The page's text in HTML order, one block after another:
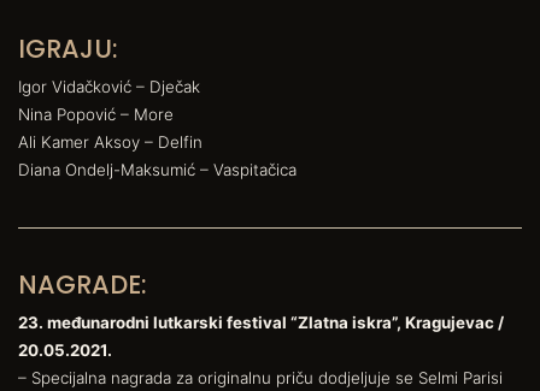
IGRAJU:
Igor Vidačković – Dječak
Nina Popović – More
Ali Kamer Aksoy – Delfin
Diana Ondelj-Maksumić – Vaspitačica
NAGRADE:
23. međunarodni lutkarski festival “Zlatna iskra”, Kragujevac /
20.05.2021.
– Specijalna nagrada za originalnu priču dodjeljuje se Selmi Parisi